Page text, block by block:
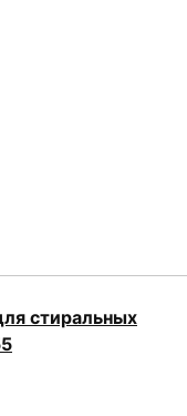
стиральных